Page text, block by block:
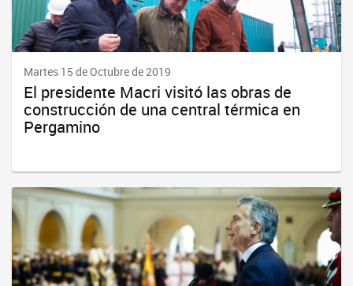
Martes 15 de Octubre de 2019
El presidente Macri visitó las obras de
construcción de una central térmica en
Pergamino